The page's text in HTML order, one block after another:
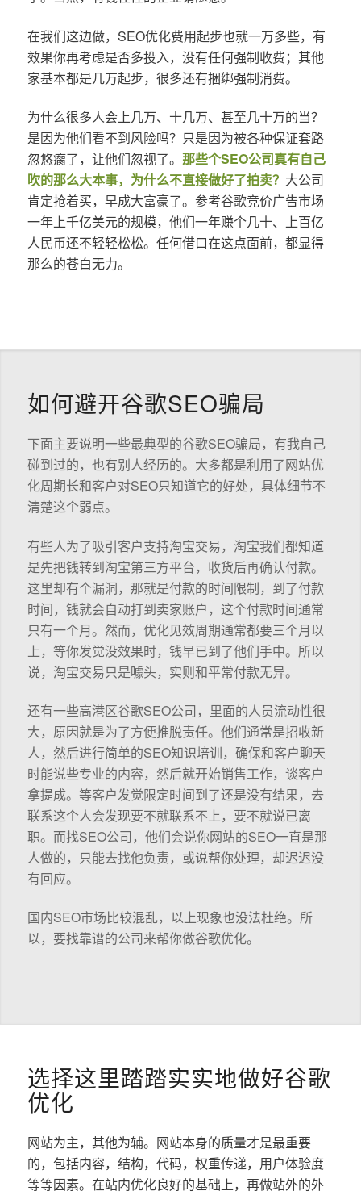
在我们这边做，SEO优化费用起步也就一万多些，有
效果你再考虑是否多投入，没有任何强制收费；其他
家基本都是几万起步，很多还有捆绑强制消费。
为什么很多人会上几万、十几万、甚至几十万的当？
是因为他们看不到风险吗？只是因为被各种保证套路
忽悠瘸了，让他们忽视了。 那些个SEO公司真有自己
吹的那么大本事，为什么不直接做好了拍卖？ 大公司
肯定抢着买，早成大富豪了。参考谷歌竞价广告市场
一年上千亿美元的规模，他们一年赚个几十、上百亿
人民币还不轻轻松松。任何借口在这点面前，都显得
那么的苍白无力。
如何避开谷歌SEO骗局
下面主要说明一些最典型的谷歌SEO骗局，有我自己
碰到过的，也有别人经历的。大多都是利用了网站优
化周期长和客户对SEO只知道它的好处，具体细节不
清楚这个弱点。
有些人为了吸引客户支持淘宝交易，淘宝我们都知道
是先把钱转到淘宝第三方平台，收货后再确认付款。
这里却有个漏洞，那就是付款的时间限制，到了付款
时间，钱就会自动打到卖家账户，这个付款时间通常
只有一个月。然而，优化见效周期通常都要三个月以
上，等你发觉没效果时，钱早已到了他们手中。所以
说，淘宝交易只是噱头，实则和平常付款无异。
还有一些高港区谷歌SEO公司，里面的人员流动性很
大，原因就是为了方便推脱责任。他们通常是招收新
人，然后进行简单的SEO知识培训，确保和客户聊天
时能说些专业的内容，然后就开始销售工作，谈客户
拿提成。等客户发觉限定时间到了还是没有结果，去
联系这个人会发现要不就联系不上，要不就说已离
职。而找SEO公司，他们会说你网站的SEO一直是那
人做的，只能去找他负责，或说帮你处理，却迟迟没
有回应。
国内SEO市场比较混乱，以上现象也没法杜绝。所
以，要找靠谱的公司来帮你做谷歌优化。
选择这里踏踏实实地做好谷歌
优化
网站为主，其他为辅。网站本身的质量才是最重要
的，包括内容，结构，代码，权重传递，用户体验度
等等因素。在站内优化良好的基础上，再做站外的外